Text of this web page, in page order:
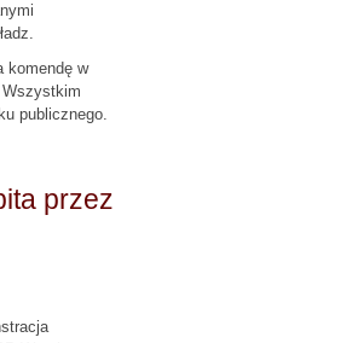
komendę w
publicznego.
przez